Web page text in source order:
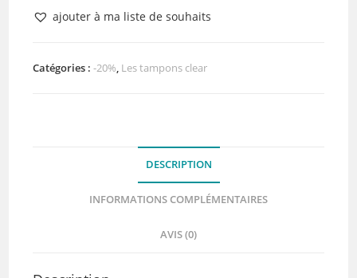
Tampon
clear
étiquette
ajouter à ma liste de souhaits
Catégories :-20%, Les tampons clear
DESCRIPTION
INFORMATIONS COMPLÉMENTAIRES
AVIS (0)